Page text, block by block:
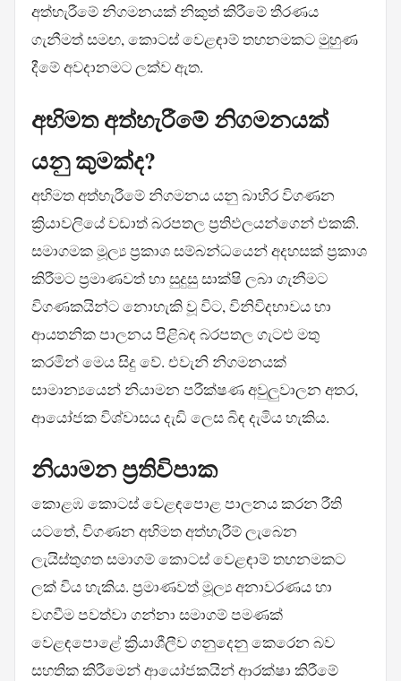
අත්හැරීමේ නිගමනයක් නිකුත් කිරීමේ තීරණය
ගැනීමත් සමඟ, කොටස් වෙළඳාම් තහනමකට මුහුණ
දීමේ අවදානමට ලක්ව ඇත.
අභිමත අත්හැරීමේ නිගමනයක්
යනු කුමක්ද?
අභිමත අත්හැරීමේ නිගමනය යනු බාහිර විගණන
ක්‍රියාවලියේ වඩාත් බරපතල ප්‍රතිඵලයන්ගෙන් එකකි.
සමාගමක මූල්‍ය ප්‍රකාශ සම්බන්ධයෙන් අදහසක් ප්‍රකාශ
කිරීමට ප්‍රමාණවත් හා සුදුසු සාක්ෂි ලබා ගැනීමට
විගණකයින්ට නොහැකි වූ විට, විනිවිදභාවය හා
ආයතනික පාලනය පිළිබඳ බරපතල ගැටළු මතු
කරමින් මෙය සිදු වේ. එවැනි නිගමනයක්
සාමාන්‍යයෙන් නියාමන පරීක්ෂණ අවුලුවාලන අතර,
ආයෝජක විශ්වාසය දැඩි ලෙස බිඳ දැමිය හැකිය.
නියාමන ප්‍රතිවිපාක
කොළඹ කොටස් වෙළඳපොළ පාලනය කරන රීති
යටතේ, විගණන අභිමත අත්හැරීම් ලැබෙන
ලැයිස්තුගත සමාගම් කොටස් වෙළඳාම් තහනමකට
ලක් විය හැකිය. ප්‍රමාණවත් මූල්‍ය අනාවරණය හා
වගවීම පවත්වා ගන්නා සමාගම් පමණක්
වෙළඳපොළේ ක්‍රියාශීලීව ගනුදෙනු කෙරෙන බව
සහතික කිරීමෙන් ආයෝජකයින් ආරක්ෂා කිරීමේ